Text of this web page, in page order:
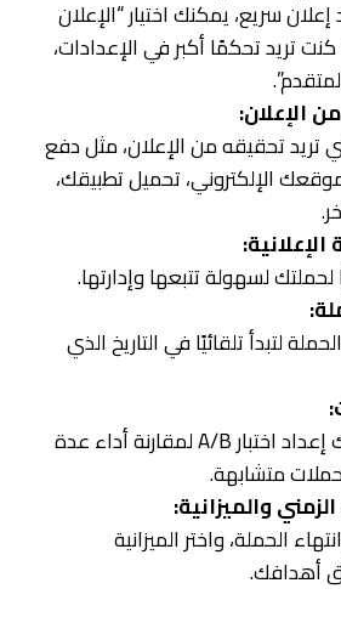
سريع، يمكنك اختيار “الإعلان
كنت تريد تحكمًا أكبر في الإعدادات،
الإعلان:
تريد تحقيقه من الإعلان، مثل دفع
موقعك الإلكتروني، تحميل تطبيقك،
لحملتك لسهولة تتبعها وإدارتها.
لتبدأ تلقائيًا في التاريخ الذي
إذا رغبت، يمكنك إعداد اختبار A/B لمقارنة أداء عدة
متشابهة.
والميزانية:
الحملة، واختر الميزانية
أهدافك.